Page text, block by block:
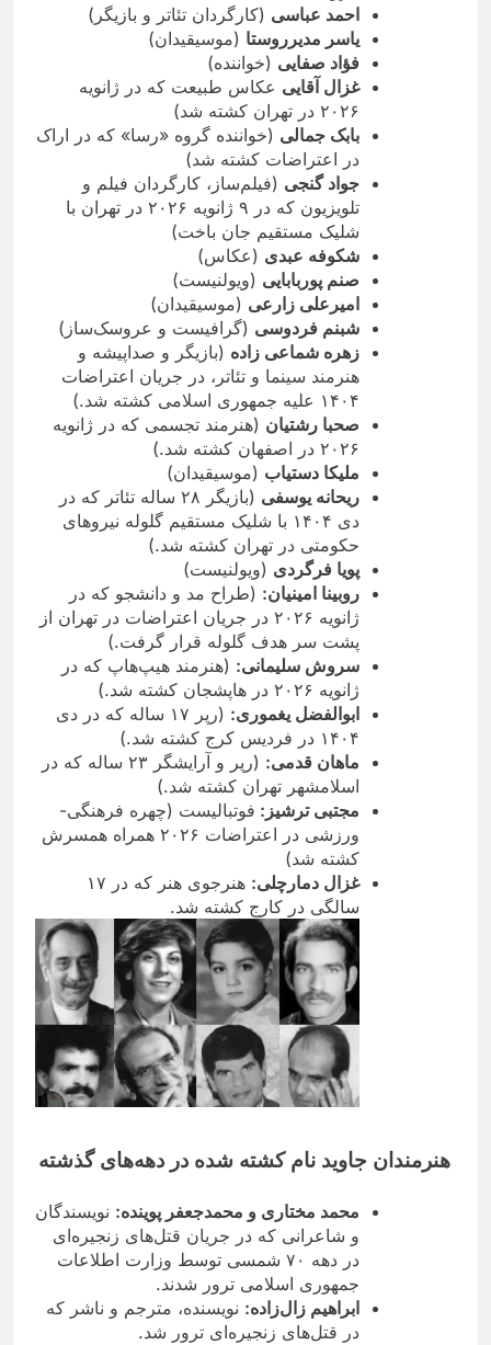
احمد عباسی (کارگردان تئاتر و بازیگر)
یاسر مدیرروستا (موسیقیدان)
فؤاد صفایی (خواننده)
غزال آقایی عکاس طبیعت که در ژانویه
۲۰۲۶ در تهران کشته شد)
بابک جمالی (خواننده گروه «رسا» که در اراک
در اعتراضات کشته شد)
جواد گنجی (فیلم‌ساز، کارگردان فیلم و
تلویزیون که در ۹ ژانویه ۲۰۲۶ در تهران با
شلیک مستقیم جان باخت)
شکوفه عبدی (عکاس)
صنم پوربابایی (ویولنیست)
امیرعلی زارعی (موسیقیدان)
شبنم فردوسی (گرافیست و عروسک‌ساز)
زهره شماعی زاده (بازیگر و صداپیشه و
هنرمند سینما و تئاتر، در جریان اعتراضات
۱۴۰۴ علیه جمهوری اسلامی کشته شد.
)
صحبا رشتیان (هنرمند تجسمی که در ژانویه
۲۰۲۶ در اصفهان کشته شد.)
ملیکا دستیاب (موسیقیدان)
ریحانه یوسفی
(بازیگر ۲۸ ساله تئاتر که در
دی ۱۴۰۴ با شلیک مستقیم گلوله نیروهای
حکومتی در تهران کشته شد.)
پویا فرگردی (ویولنیست)
روبینا امینیان: (طراح مد و دانشجو که در
ژانویه ۲۰۲۶ در جریان اعتراضات در تهران از
پشت سر هدف گلوله قرار گرفت.)
سروش سلیمانی: (هنرمند هیپ‌هاپ که در
ژانویه ۲۰۲۶ در هاپشجان کشته شد.)
ابوالفضل یغموری:
(رپر ۱۷ ساله که در دی
۱۴۰۴ در فردیس کرج کشته شد.)
ماهان قدمی:
(رپر و آرایشگر ۲۳ ساله که در
اسلامشهر تهران کشته شد.)
مجتبی ترشیز: فوتبالیست (چهره فرهنگی-
ورزشی در اعتراضات ۲۰۲۶ همراه همسرش
کشته شد)
غزال دمارچلی:
هنرجوی هنر که در ۱۷
سالگی در کارج کشته شد.
هنرمندان جاويد نام کشته شده در دهه‌های گذشته
محمد مختاری و محمدجعفر پوینده: نویسندگان
و شاعرانی که در جریان قتل‌های زنجیره‌ای
در دهه ۷۰ شمسی توسط وزارت اطلاعات
جمهوری اسلامی ترور شدند.
ابراهیم زال‌زاده: نویسنده، مترجم و ناشر که
در قتل‌های زنجیره‌ای ترور شد.